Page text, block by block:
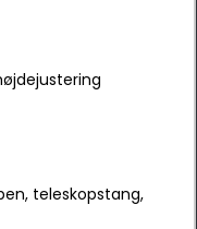
teleskopstang,